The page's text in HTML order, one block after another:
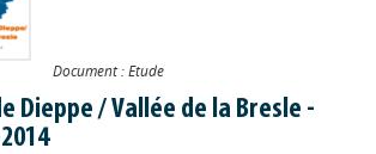
Document : Etude
Dieppe / Vallée de la Bresle -